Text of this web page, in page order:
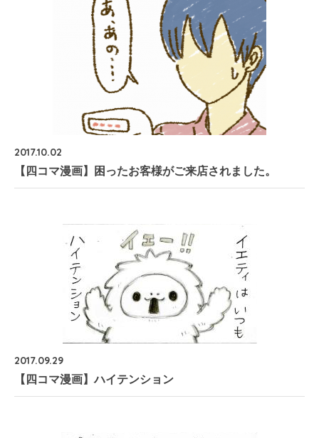
2017.10.02
【四コマ漫画】困ったお客様がご来店されました。
2017.09.29
【四コマ漫画】ハイテンション